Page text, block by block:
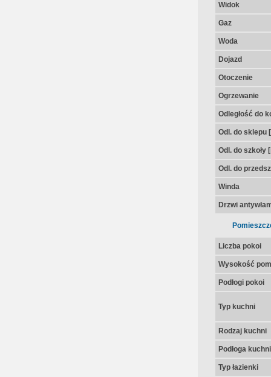
Widok
Gaz
Woda
Dojazd
Otoczenie
Ogrzewanie
Odległość do
Odl. do sklepu
Odl. do szkoły
Odl. do
Winda
Drzwi
Liczba pokoi
Wysokość
Podłogi pokoi
Typ kuchni
Rodzaj kuchni
Podłoga kuchni
Typ łazienki